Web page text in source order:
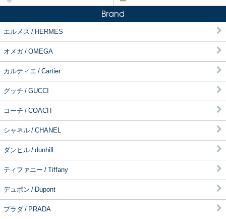
Brand
エルメス / HERMES
オメガ / OMEGA
カルティエ / Cartier
グッチ / GUCCI
コーチ / COACH
シャネル / CHANEL
ダンヒル / dunhill
ティファニー / Tiffany
デュポン / Dupont
プラダ / PRADA